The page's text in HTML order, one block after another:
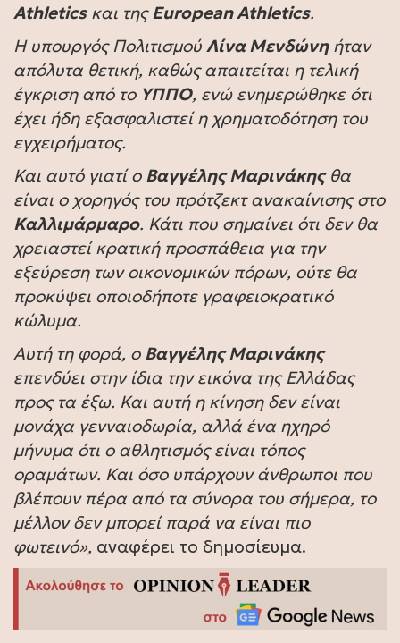
Athleticsκαι τηςEuropean Athletics.
Η υπουργός Πολιτισμού Λίνα Μενδώνηήταν
απόλυτα θετική, καθώς απαιτείται η τελική
έγκριση από το ΥΠΠΟ, ενώ ενημερώθηκε ότι
έχει ήδη εξασφαλιστεί η χρηματοδότηση του
εγχειρήματος.
Και αυτό γιατί ο Βαγγέλης Μαρινάκηςθα
είναι ο χορηγός του πρότζεκτ ανακαίνισης στο
Καλλιμάρμαρο. Κάτι που σημαίνει ότι δεν θα
χρειαστεί κρατική προσπάθεια για την
εξεύρεση των οικονομικών πόρων, ούτε θα
προκύψει οποιοδήποτε γραφειοκρατικό
κώλυμα.
Αυτή τη φορά, ο Βαγγέλης Μαρινάκης
επενδύει στην ίδια την εικόνα της Ελλάδας
προς τα έξω. Και αυτή η κίνηση δεν είναι
μονάχα γενναιοδωρία, αλλά ένα ηχηρό
μήνυμα ότι ο αθλητισμός είναι τόπος
οραμάτων. Και όσο υπάρχουν άνθρωποι που
βλέπουν πέρα από τα σύνορα του σήμερα, το
μέλλον δεν μπορεί παρά να είναι πιο
φωτεινό», αναφέρει το δημοσίευμα.